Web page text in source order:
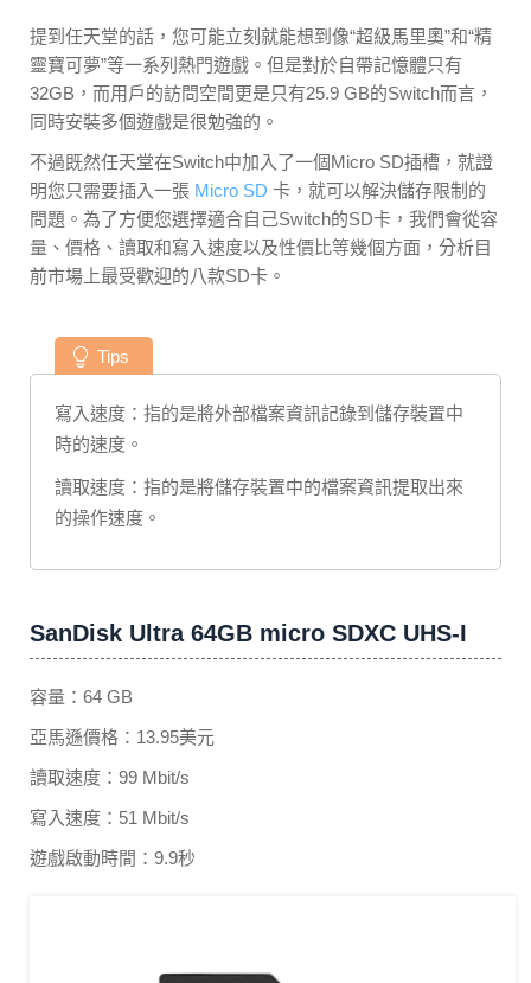
提到任天堂的話，您可能立刻就能想到像“超級馬里奧”和“精
靈寶可夢”等一系列熱門遊戲。但是對於自帶記憶體只有
32GB，而用戶的訪問空間更是只有25.9 GB的Switch而言，
同時安裝多個遊戲是很勉強的。
不過既然任天堂在Switch中加入了一個Micro SD插槽，就證
明您只需要插入一張 Micro SD 卡，就可以解決儲存限制的
問題。為了方便您選擇適合自己Switch的SD卡，我們會從容
量、價格、讀取和寫入速度以及性價比等幾個方面，分析目
前市場上最受歡迎的八款SD卡。
Tips
寫入速度：指的是將外部檔案資訊記錄到儲存裝置中
時的速度。
讀取速度：指的是將儲存裝置中的檔案資訊提取出來
的操作速度。
SanDisk Ultra 64GB micro SDXC UHS-I
容量：64 GB
亞馬遜價格：13.95美元
讀取速度：99 Mbit/s
寫入速度：51 Mbit/s
遊戲啟動時間：9.9秒